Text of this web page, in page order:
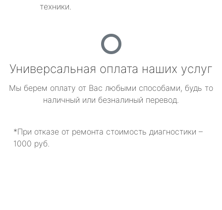
техники.
Универсальная оплата наших услуг
Мы берем оплату от Вас любыми способами, будь то
наличный или безналиный перевод.
*При отказе от ремонта стоимость диагностики –
1000 руб.